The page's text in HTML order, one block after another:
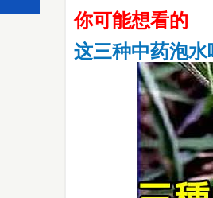
你可能想看的
这三种中药泡